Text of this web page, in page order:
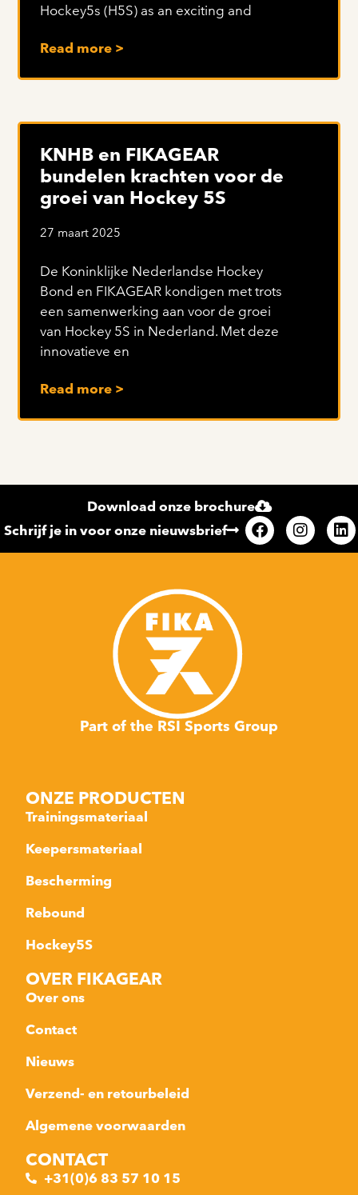
Hockey5s (H5S) as an exciting and
Read more >
KNHB en FIKAGEAR
bundelen krachten voor de
groei van Hockey 5S
27 maart 2025
De Koninklijke Nederlandse Hockey
Bond en FIKAGEAR kondigen met trots
een samenwerking aan voor de groei
van Hockey 5S in Nederland. Met deze
innovatieve en
Read more >
Download onze brochure
Schrijf je in voor onze nieuwsbrief
Part of the RSI Sports Group
ONZE PRODUCTEN
Trainingsmateriaal
Keepersmateriaal
Bescherming
Rebound
Hockey5S
OVER FIKAGEAR
Over ons
Contact
Nieuws
Verzend- en retourbeleid
Algemene voorwaarden
CONTACT
+31(0)6 83 57 10 15